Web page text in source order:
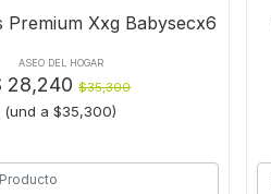
Premium Xxg Babysecx6
ASEO DEL HOGAR
28,240$35,300
(und a $35,300)